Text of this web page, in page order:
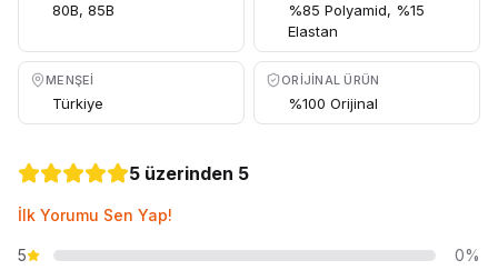
80B, 85B
%85 Polyamid, %15
Elastan
MENŞEI
Türkiye
ORIJINAL ÜRÜN
%100 Orijinal
5 üzerinden 5
İlk Yorumu Sen Yap!
5
0%